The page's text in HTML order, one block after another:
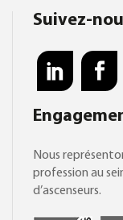
Suivez-
Nous
profession au
d’ascenseurs.